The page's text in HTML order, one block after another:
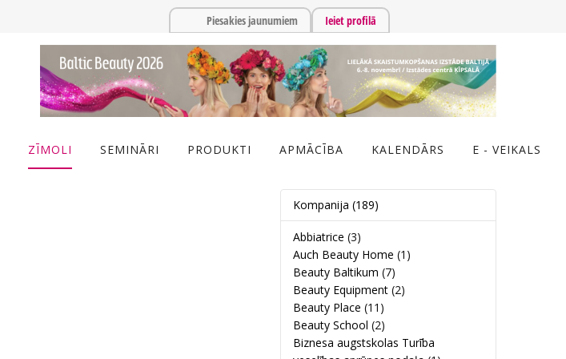
Piesakies jaunumiem Ieiet profilā
ZĪMOLI SEMINĀRI PRODUKTI APMĀCĪBA KALENDĀRS E - VEIKALS
Kompanija (189)
Abbiatrice (3)
Auch Beauty Home (1)
Beauty Baltikum (7)
Beauty Equipment (2)
Beauty Place (11)
Beauty School (2)
Biznesa augstskolas Turība